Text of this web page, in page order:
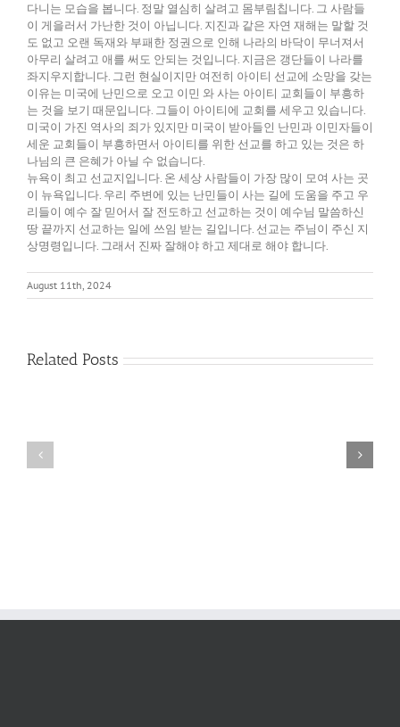
다니는 모습을 봅니다. 정말 열심히 살려고 몸부림칩니다. 그 사람들
이 게을러서 가난한 것이 아닙니다. 지진과 같은 자연 재해는 말할 것
도 없고 오랜 독재와 부패한 정권으로 인해 나라의 바닥이 무너져서
아무리 살려고 애를 써도 안되는 것입니다. 지금은 갱단들이 나라를
좌지우지합니다. 그런 현실이지만 여전히 아이티 선교에 소망을 갖는
이유는 미국에 난민으로 오고 이민 와 사는 아이티 교회들이 부흥하
는 것을 보기 때문입니다. 그들이 아이티에 교회를 세우고 있습니다.
미국이 가진 역사의 죄가 있지만 미국이 받아들인 난민과 이민자들이
세운 교회들이 부흥하면서 아이티를 위한 선교를 하고 있는 것은 하
나님의 큰 은혜가 아닐 수 없습니다.
뉴욕이 최고 선교지입니다. 온 세상 사람들이 가장 많이 모여 사는 곳
이 뉴욕입니다. 우리 주변에 있는 난민들이 사는 길에 도움을 주고 우
리들이 예수 잘 믿어서 잘 전도하고 선교하는 것이 예수님 말씀하신
땅 끝까지 선교하는 일에 쓰임 받는 길입니다. 선교는 주님이 주신 지
상명령입니다. 그래서 진짜 잘해야 하고 제대로 해야 합니다.
August 11th, 2024
Related Posts